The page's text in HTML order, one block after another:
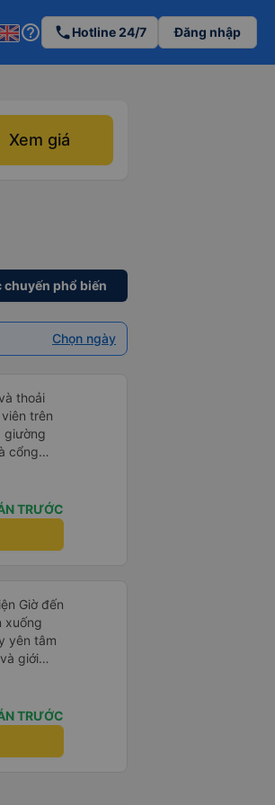
help_outline phoneHotline 24/7 Đăng nhập
Xem giá
chuyến phổ biến
Chọn ngày
thoải
trên
giường
cổng
và xe
TRƯỚC
Giờ đến
xuống
yên tâm
giới
TRƯỚC